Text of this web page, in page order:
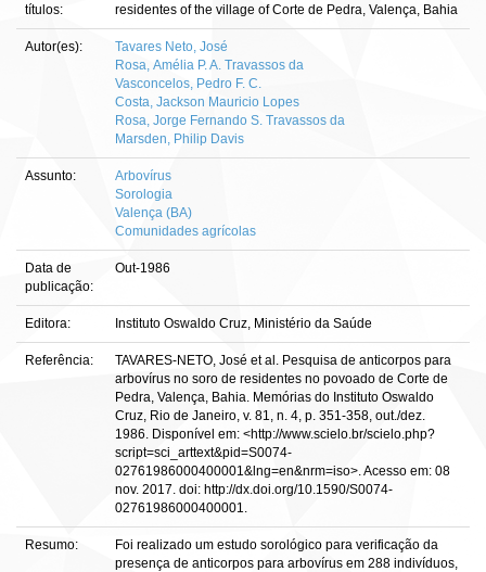
títulos:
residentes of the village of Corte de Pedra, Valença, Bahia
Autor(es):
Tavares Neto, José
Rosa, Amélia P. A. Travassos da
Vasconcelos, Pedro F. C.
Costa, Jackson Mauricio Lopes
Rosa, Jorge Fernando S. Travassos da
Marsden, Philip Davis
Assunto:
Arbovírus
Sorologia
Valença (BA)
Comunidades agrícolas
Data de
publicação:
Out-1986
Editora: Instituto Oswaldo Cruz, Ministério da Saúde
Referência:
TAVARES-NETO, José et al. Pesquisa de anticorpos para
arbovírus no soro de residentes no povoado de Corte de
Pedra, Valença, Bahia. Memórias do Instituto Oswaldo
Cruz, Rio de Janeiro, v. 81, n. 4, p. 351-358, out./dez.
1986. Disponível em: <http://www.scielo.br/scielo.php?
script=sci_arttext&pid=S0074-
02761986000400001&lng=en&nrm=iso>. Acesso em: 08
nov. 2017. doi: http://dx.doi.org/10.1590/S0074-
02761986000400001.
Resumo:
Foi realizado um estudo sorológico para verificação da
presença de anticorpos para arbovírus em 288 indivíduos,